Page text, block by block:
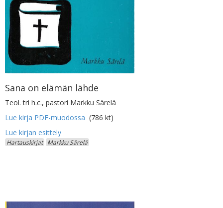
Sana on elämän lähde
Teol. tri h.c., pastori Markku Särelä
Lue kirja PDF-muodossa (786 kt)
Hartauskirjat Markku Särelä